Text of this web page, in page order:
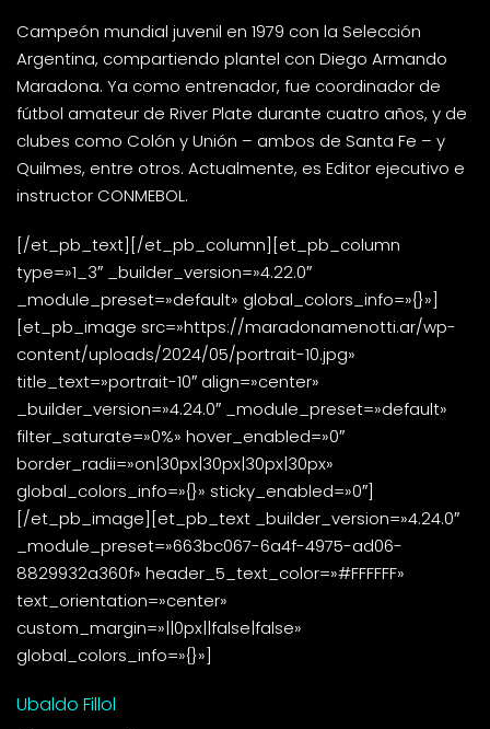
Campeón mundial juvenil en 1979 con la Selección
Argentina, compartiendo plantel con Diego Armando
Maradona. Ya como entrenador, fue coordinador de
fútbol amateur de River Plate durante cuatro años, y de
clubes como Colón y Unión – ambos de Santa Fe – y
Quilmes, entre otros. Actualmente, es Editor ejecutivo e
instructor CONMEBOL.
[/et_pb_text][/et_pb_column][et_pb_column
type=»1_3″ _builder_version=»4.22.0″
_module_preset=»default» global_colors_info=»{}»]
[et_pb_image src=»https://maradonamenotti.ar/wp-
content/uploads/2024/05/portrait-10.jpg»
title_text=»portrait-10″ align=»center»
_builder_version=»4.24.0″ _module_preset=»default»
filter_saturate=»0%» hover_enabled=»0″
border_radii=»on|30px|30px|30px|30px»
global_colors_info=»{}» sticky_enabled=»0″]
[/et_pb_image][et_pb_text _builder_version=»4.24.0″
_module_preset=»663bc067-6a4f-4975-ad06-
8829932a360f» header_5_text_color=»#FFFFFF»
text_orientation=»center»
custom_margin=»||0px||false|false»
global_colors_info=»{}»]
Ubaldo Fillol